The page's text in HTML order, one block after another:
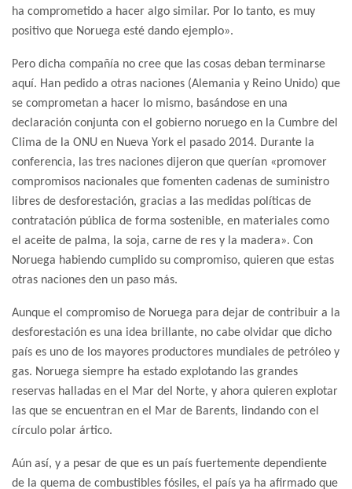
ha comprometido a hacer algo similar. Por lo tanto, es muy
positivo que Noruega esté dando ejemplo».
Pero dicha compañía no cree que las cosas deban terminarse
aquí. Han pedido a otras naciones (Alemania y Reino Unido) que
se comprometan a hacer lo mismo, basándose en una
declaración conjunta con el gobierno noruego en la Cumbre del
Clima de la ONU en Nueva York el pasado 2014. Durante la
conferencia, las tres naciones dijeron que querían «promover
compromisos nacionales que fomenten cadenas de suministro
libres de desforestación, gracias a las medidas políticas de
contratación pública de forma sostenible, en materiales como
el aceite de palma, la soja, carne de res y la madera». Con
Noruega habiendo cumplido su compromiso, quieren que estas
otras naciones den un paso más.
Aunque el compromiso de Noruega para dejar de contribuir a la
desforestación es una idea brillante, no cabe olvidar que dicho
país es uno de los mayores productores mundiales de petróleo y
gas. Noruega siempre ha estado explotando las grandes
reservas halladas en el Mar del Norte, y ahora quieren explotar
las que se encuentran en el Mar de Barents, lindando con el
círculo polar ártico.
Aún así, y a pesar de que es un país fuertemente dependiente
de la quema de combustibles fósiles, el país ya ha afirmado que